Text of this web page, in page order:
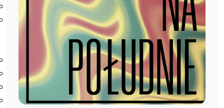
Olimpiada Literatury i Języka Polskiego
Olimpiada Literatury i Języka Polskiego dla Szkół
Podstawowych
Biblioteka
O bibliotece
Godziny otwarcia
Katalog
Nowości